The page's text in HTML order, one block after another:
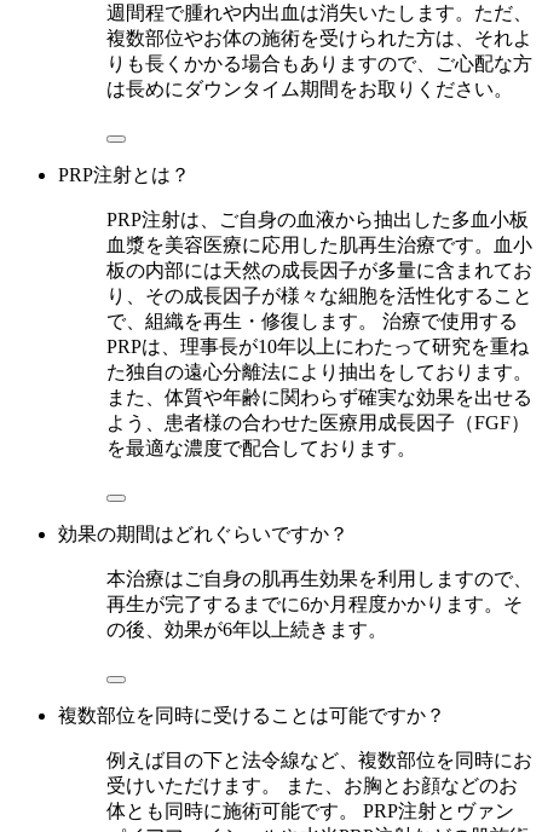
週間程で腫れや内出血は消失いたします。ただ、
複数部位やお体の施術を受けられた方は、それよ
りも長くかかる場合もありますので、ご心配な方
は長めにダウンタイム期間をお取りください。
PRP注射とは？
PRP注射は、ご自身の血液から抽出した多血小板
血漿を美容医療に応用した肌再生治療です。血小
板の内部には天然の成長因子が多量に含まれてお
り、その成長因子が様々な細胞を活性化すること
で、組織を再生・修復します。 治療で使用する
PRPは、理事長が10年以上にわたって研究を重ね
た独自の遠心分離法により抽出をしております。
また、体質や年齢に関わらず確実な効果を出せる
よう、患者様の合わせた医療用成長因子（FGF）
を最適な濃度で配合しております。
効果の期間はどれぐらいですか？
本治療はご自身の肌再生効果を利用しますので、
再生が完了するまでに6か月程度かかります。そ
の後、効果が6年以上続きます。
複数部位を同時に受けることは可能ですか？
例えば目の下と法令線など、複数部位を同時にお
受けいただけます。 また、お胸とお顔などのお
体とも同時に施術可能です。 PRP注射とヴァン